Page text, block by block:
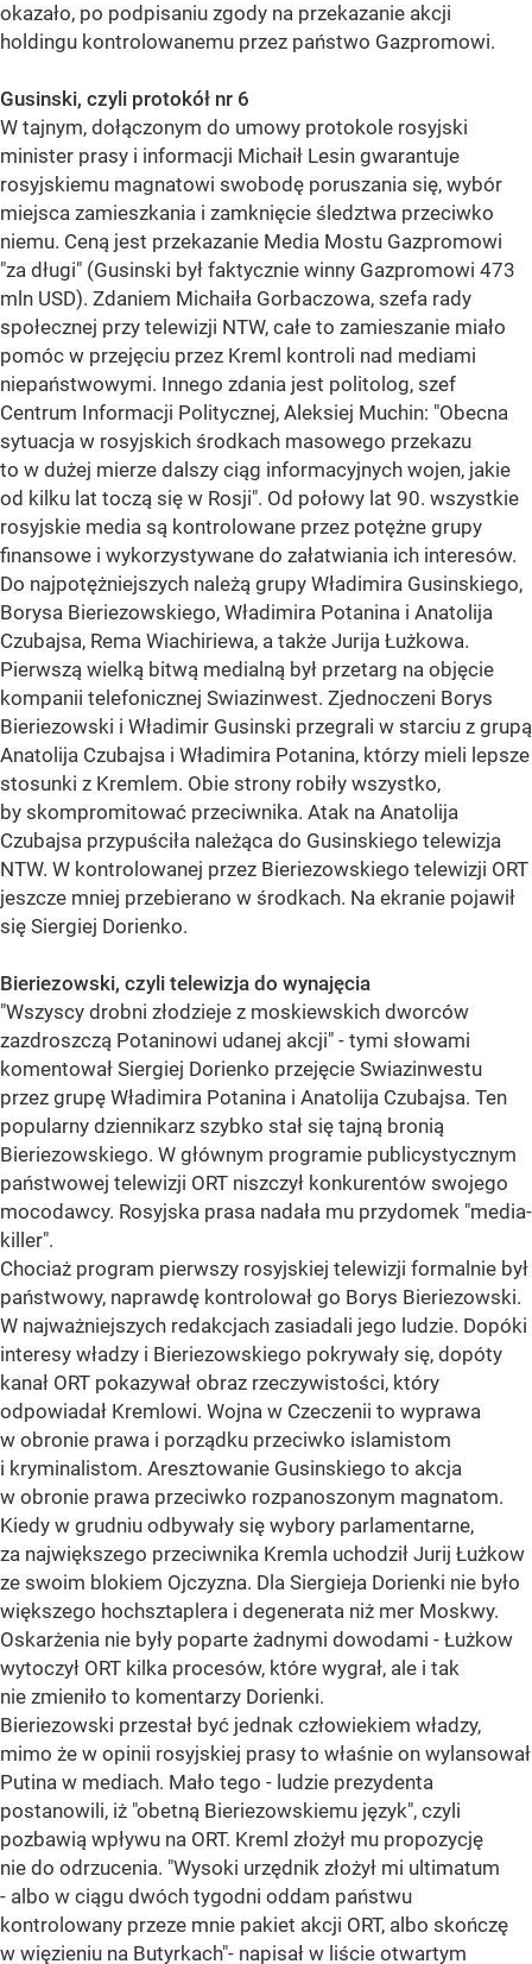
okazało, po podpisaniu zgody na przekazanie akcji
holdingu kontrolowanemu przez państwo Gazpromowi.
Gusinski, czyli protokół nr 6
W tajnym, dołączonym do umowy protokole rosyjski
minister prasy i informacji Michaił Lesin gwarantuje
rosyjskiemu magnatowi swobodę poruszania się, wybór
miejsca zamieszkania i zamknięcie śledztwa przeciwko
niemu. Ceną jest przekazanie Media Mostu Gazpromowi
"za długi" (Gusinski był faktycznie winny Gazpromowi 473
mln USD). Zdaniem Michaiła Gorbaczowa, szefa rady
społecznej przy telewizji NTW, całe to zamieszanie miało
pomóc w przejęciu przez Kreml kontroli nad mediami
niepaństwowymi. Innego zdania jest politolog, szef
Centrum Informacji Politycznej, Aleksiej Muchin: "Obecna
sytuacja w rosyjskich środkach masowego przekazu
to w dużej mierze dalszy ciąg informacyjnych wojen, jakie
od kilku lat toczą się w Rosji". Od połowy lat 90. wszystkie
rosyjskie media są kontrolowane przez potężne grupy
finansowe i wykorzystywane do załatwiania ich interesów.
Do najpotężniejszych należą grupy Władimira Gusinskiego,
Borysa Bieriezowskiego, Władimira Potanina i Anatolija
Czubajsa, Rema Wiachiriewa, a także Jurija Łużkowa.
Pierwszą wielką bitwą medialną był przetarg na objęcie
kompanii telefonicznej Swiazinwest. Zjednoczeni Borys
Bieriezowski i Władimir Gusinski przegrali w starciu z grupą
Anatolija Czubajsa i Władimira Potanina, którzy mieli lepsze
stosunki z Kremlem. Obie strony robiły wszystko,
by skompromitować przeciwnika. Atak na Anatolija
Czubajsa przypuściła należąca do Gusinskiego telewizja
NTW. W kontrolowanej przez Bieriezowskiego telewizji ORT
jeszcze mniej przebierano w środkach. Na ekranie pojawił
się Siergiej Dorienko.
Bieriezowski, czyli telewizja do wynajęcia
"Wszyscy drobni złodzieje z moskiewskich dworców
zazdroszczą Potaninowi udanej akcji" - tymi słowami
komentował Siergiej Dorienko przejęcie Swiazinwestu
przez grupę Władimira Potanina i Anatolija Czubajsa. Ten
popularny dziennikarz szybko stał się tajną bronią
Bieriezowskiego. W głównym programie publicystycznym
państwowej telewizji ORT niszczył konkurentów swojego
mocodawcy. Rosyjska prasa nadała mu przydomek "media-
killer".
Chociaż program pierwszy rosyjskiej telewizji formalnie był
państwowy, naprawdę kontrolował go Borys Bieriezowski.
W najważniejszych redakcjach zasiadali jego ludzie. Dopóki
interesy władzy i Bieriezowskiego pokrywały się, dopóty
kanał ORT pokazywał obraz rzeczywistości, który
odpowiadał Kremlowi. Wojna w Czeczenii to wyprawa
w obronie prawa i porządku przeciwko islamistom
i kryminalistom. Aresztowanie Gusinskiego to akcja
w obronie prawa przeciwko rozpanoszonym magnatom.
Kiedy w grudniu odbywały się wybory parlamentarne,
za największego przeciwnika Kremla uchodził Jurij Łużkow
ze swoim blokiem Ojczyzna. Dla Siergieja Dorienki nie było
większego hochsztaplera i degenerata niż mer Moskwy.
Oskarżenia nie były poparte żadnymi dowodami - Łużkow
wytoczył ORT kilka procesów, które wygrał, ale i tak
nie zmieniło to komentarzy Dorienki.
Bieriezowski przestał być jednak człowiekiem władzy,
mimo że w opinii rosyjskiej prasy to właśnie on wylansował
Putina w mediach. Mało tego - ludzie prezydenta
postanowili, iż "obetną Bieriezowskiemu język", czyli
pozbawią wpływu na ORT. Kreml złożył mu propozycję
nie do odrzucenia. "Wysoki urzędnik złożył mi ultimatum
- albo w ciągu dwóch tygodni oddam państwu
kontrolowany przeze mnie pakiet akcji ORT, albo skończę
w więzieniu na Butyrkach"- napisał w liście otwartym